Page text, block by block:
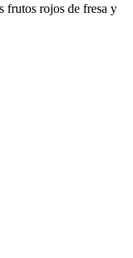
frutos rojos de fresa y